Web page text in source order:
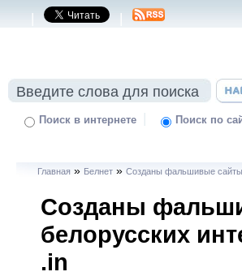
| |
Поиск в интернете | Поиск по
Главная » Белнет »Созданы фальшивые
Созданы
белорусских
.in